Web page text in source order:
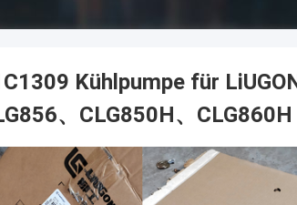
Kühlpumpe für
、CLG850H、CLG860H